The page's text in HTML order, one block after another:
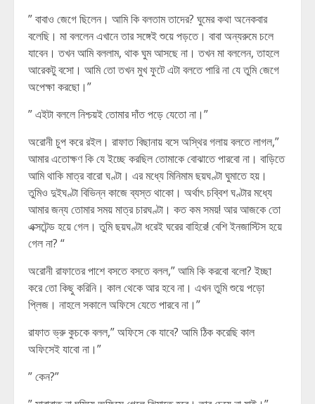
” বাবাও জেগে ছিলেন। আমি কি বলতাম তাদের? ঘুমের কথা অনেকবার
বলেছি। মা বললেন এখানে তার সঙ্গেই শুয়ে পড়তে। বাবা অন্যরুমে চলে
যাবেন। তখন আমি বললাম, থাক ঘুম আসছে না। তখন মা বললেন, তাহলে
আরেকটু বসো। আমি তো তখন মুখ ফুটে এটা বলতে পারি না যে তুমি জেগে
অপেক্ষা করছো।”
” এইটা বললে নিশ্চয়ই তোমার দাঁত পড়ে যেতো না।”
অরোনী চুপ করে রইল। রাফাত বিছানায় বসে অস্থির গলায় বলতে লাগল,”
আমার এতোক্ষণ কি যে ইচ্ছে করছিল তোমাকে বোঝাতে পারবো না। বাড়িতে
আমি থাকি মাত্র বারো ঘণ্টা। এর মধ্যে মিনিমাম ছয়ঘণ্টা ঘুমাতে হয়।
তুমিও দুইঘণ্টা বিভিন্ন কাজে ব্যস্ত থাকো। অর্থাৎ চব্বিশ ঘণ্টার মধ্যে
আমার জন্য তোমার সময় মাত্র চারঘণ্টা। কত কম সময়! আর আজকে তো
এক্সটেন্ড হয়ে গেল। তুমি ছয়ঘণ্টা ধরেই ঘরের বাহিরে! বেশি ইনজাস্টিস হয়ে
গেল না? “
অরোনী রাফাতের পাশে বসতে বসতে বলল,” আমি কি করবো বলো? ইচ্ছা
করে তো কিছু করিনি। কাল থেকে আর হবে না। এখন তুমি শুয়ে পড়ো
প্লিজ। নাহলে সকালে অফিসে যেতে পারবে না।”
রাফাত ভ্রু কুচকে বলল,” অফিসে কে যাবে? আমি ঠিক করেছি কাল
অফিসেই যাবো না।”
” কেন?”